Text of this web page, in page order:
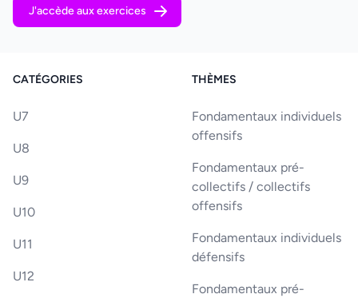
J'accède aux exercices
CATÉGORIES
U7
U8
U9
U10
U11
U12
THÈMES
Fondamentaux individuels
offensifs
Fondamentaux pré-
collectifs / collectifs
offensifs
Fondamentaux individuels
défensifs
Fondamentaux pré-